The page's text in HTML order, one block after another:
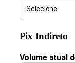
Pix Indireto
Volume atual